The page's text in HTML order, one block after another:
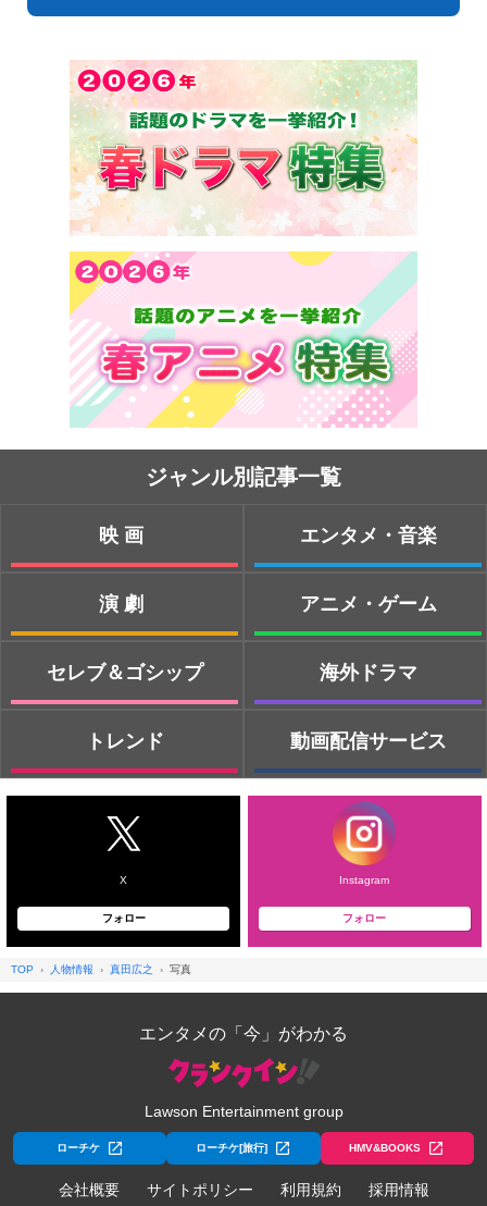
ジャンル別記事一覧
映画
演劇
セレブ＆ゴシップ
トレンド
エンタメ・音楽
アニメ・ゲーム
海外ドラマ
動画配信サービス
X
フォロー
Instagram
フォロー
TOP 人物情報 真田広之 写真
エンタメの「今」がわかる
Lawson Entertainment group
ローチケ ローチケ[旅行] HMV&BOOKS
会社概要 サイトポリシー 利用規約 採用情報